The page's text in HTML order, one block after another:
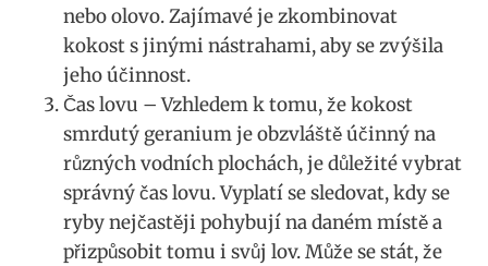
nebo ⁢olovo. Zajímavé ‌je zkombinovat
kokost s jinými ‍nástrahami, aby se‍ zvýšila
jeho ⁣účinnost.
Čas lovu – Vzhledem k‌ tomu, že kokost
smrdutý geranium je ⁢obzvláště účinný na
různých vodních plochách, je ⁢důležité vybrat⁣
správný‌ čas‍ lovu. Vyplatí se sledovat, kdy se
ryby nejčastěji pohybují na daném ​místě a⁢
přizpůsobit tomu i svůj lov.⁢ Může se stát, že‍